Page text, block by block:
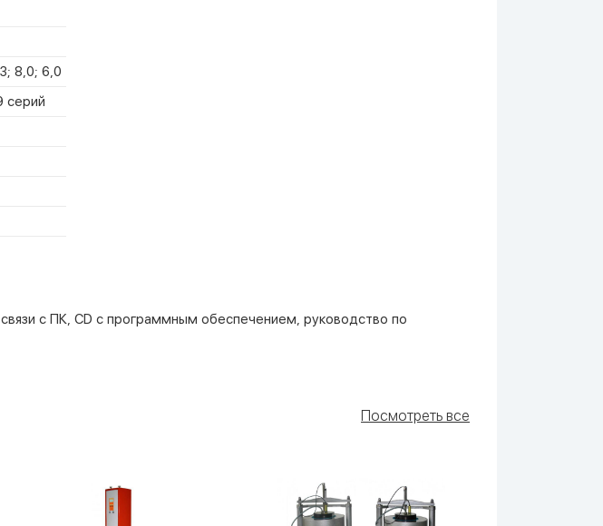
8,0; 6,0
серий
с ПК, CD с программным обеспечением, руководство по
Посмотреть все